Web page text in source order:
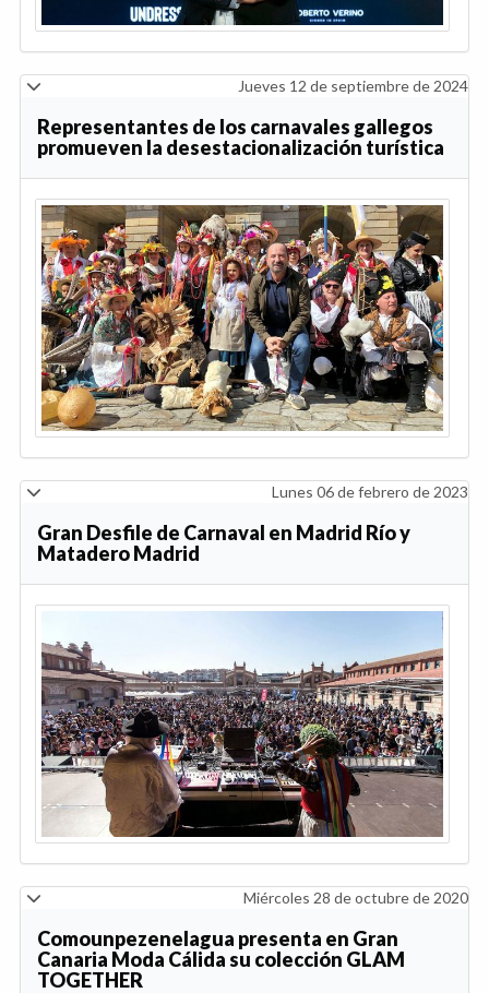
Jueves 12 de septiembre de 2024
Representantes de los carnavales gallegos
promueven la desestacionalización turística
Lunes 06 de febrero de 2023
Gran Desfile de Carnaval en Madrid Río y
Matadero Madrid
Miércoles 28 de octubre de 2020
Comounpezenelagua presenta en Gran
Canaria Moda Cálida su colección GLAM
TOGETHER